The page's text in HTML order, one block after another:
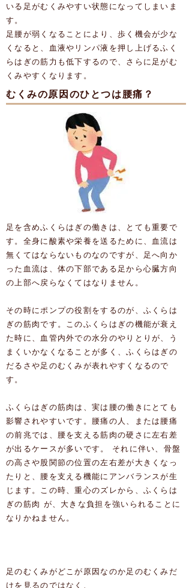
いる足がむくみやすい状態になってしまいま
す。
足腰が弱くなることにより、歩く機会が少な
くなると、血液やリンパ液を押し上げるふく
らはぎの筋力も低下するので、さらに足がむ
くみやすくなります。
むくみの原因のひとつは腰痛？
足を含めふくらはぎの働きは、とても重要で
す。全身に酸素や栄養を送るために、血流は
無くてはならないものなのですが、足へ向か
った血流は、体の下部である足から心臓方向
の上部へ戻らなくてはなりません。
その時にポンプの役割をするのが、ふくらは
ぎの筋肉です。このふくらはぎの機能が衰え
た時に、血管内外での水分のやりとりが、う
まくいかなくなることが多く、ふくらはぎの
だるさや足のむくみが表れやすくなるので
す。
ふくらはぎの筋肉は、実は腰の働きにとても
影響されやすいです。腰痛の人、または腰痛
の前兆では、腰を支える筋肉の硬さに左右差
が出るケースが多いです。 それに伴い、骨盤
の高さや股関節の位置の左右差が大きくなっ
たりと、腰を支える機能にアンバランスが生
じます。この時、重心のズレから、ふくらは
ぎの筋肉 が、大きな負担を強いられることに
なりかねません。
足のむくみがどこが原因なのか足のむくみだ
けを見るのではなく、